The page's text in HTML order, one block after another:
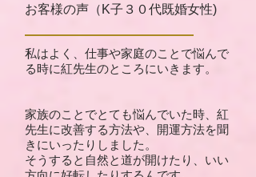
お客様の声（K子３０代既婚女性)
私はよく、仕事や家庭のことで悩んで
る時に紅先生のところにいきます。
家族のことでとても悩んでいた時、紅
先生に改善する方法や、開運方法を聞
きにいったりしました。
そうすると自然と道が開けたり、いい